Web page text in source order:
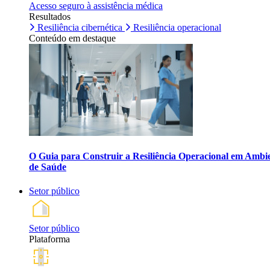
Acesso seguro à assistência médica
Resultados
Resiliência cibernética
Resiliência operacional
Conteúdo em destaque
O Guia para Construir a Resiliência Operacional em
de Saúde
Setor público
Setor público
Plataforma